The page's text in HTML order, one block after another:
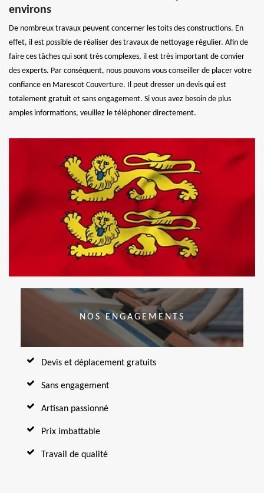
environs
De nombreux travaux peuvent concerner les toits des constructions. En
effet, il est possible de réaliser des travaux de nettoyage régulier. Afin de
faire ces tâches qui sont très complexes, il est très important de convier
des experts. Par conséquent, nous pouvons vous conseiller de placer votre
confiance en Marescot Couverture. Il peut dresser un devis qui est
totalement gratuit et sans engagement. Si vous avez besoin de plus
amples informations, veuillez le téléphoner directement.
NOS ENGAGEMENTS
Devis et déplacement gratuits
Sans engagement
Artisan passionné
Prix imbattable
Travail de qualité